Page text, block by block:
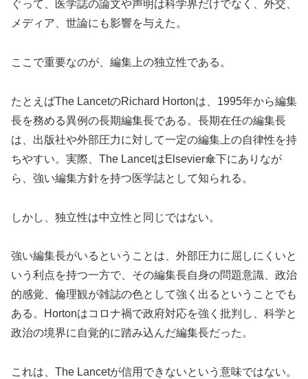
ぐって、医学誌の論文や声明は科学界だけでなく、外交、
メディア、世論にも影響を与えた。
ここで重要なのが、編集上の独立性である。
たとえばThe LancetのRichard Hortonは、1995年から編集
長を務める異例の長期編集長である。長期在任の編集長
は、出版社や外部圧力に対して一定の編集上の自律性を持
ちやすい。実際、The LancetはElsevier傘下にありなが
ら、強い編集方針を持つ医学誌として知られる。
しかし、独立性は中立性と同じではない。
強い編集長がいるということは、外部圧力に屈しにくいと
いう利点を持つ一方で、その編集長自身の問題意識、政治
的感覚、倫理観が雑誌の色として強く出るということでも
ある。Hortonはコロナ禍で政府対応を強く批判し、科学と
政治の境界に自覚的に踏み込んだ編集長だった。
これは、The Lancetが信用できないという意味ではない。